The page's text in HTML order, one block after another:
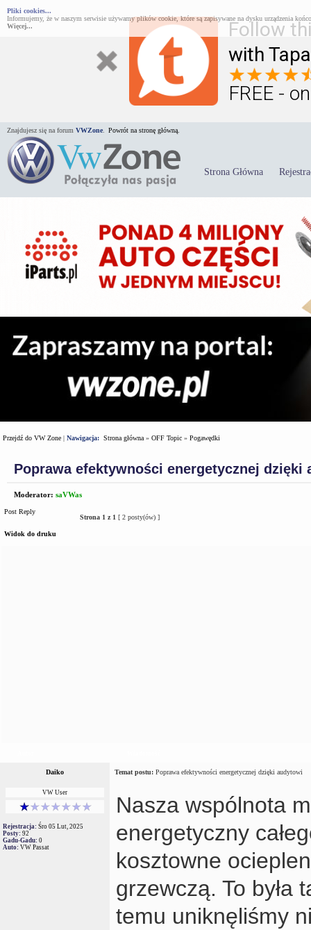
Follow
with
FREE -
Pliki cookies...
Informujemy, że w naszym serwisie używamy plików cookie, które są zapisywane na dysku urządzenia
Więcej...
Znajdujesz się na forum VWZone Powrót na stronę główną.
Strona Główna
Przejdź do VW Zone | Nawigacja: Strona główna » OFF Topic » Pogawędki
Poprawa efektywności energetycznej dzięki
Moderator: saVWas
Post Reply
Strona 1 z 1 [ 2 posty(ów) ]
Widok do druku
Daiko Temat postu: Poprawa efektywności energetycznej dzięki audytowi
VW User
Rejestracja: Śro 05 Lut, 2025
Posty: 92
Gadu-Gadu: 0
Auto: VW Passat
Nasza wspólnota
energetyczny
kosztowne
grzewczą. To była
temu uniknęliśmy